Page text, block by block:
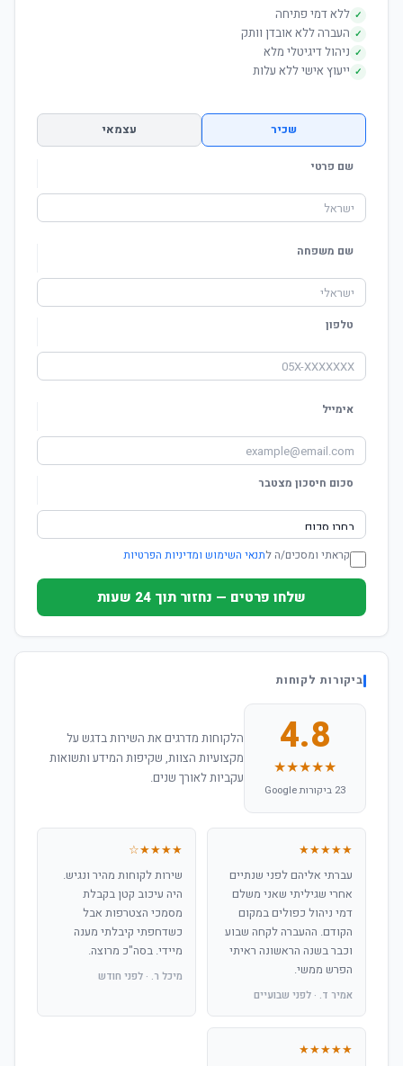
✓ ללא דמי פתיחה
✓ העברה ללא אובדן וותק
✓ ניהול דיגיטלי מלא
✓ ייעוץ אישי ללא עלות
שכיר עצמאי
שם פרטי
שם משפחה
טלפון
אימייל
סכום חיסכון מצטבר
קראתי ומסכים/ה לתנאי השימוש ומדיניות הפרטיות
שלחו פרטים — נחזור תוך 24 שעות
ביקורות לקוחות
4.8
★★★★★
23 ביקורות Google
הלקוחות מדרגים את השירות בדגש על
מקצועיות הצוות, שקיפות המידע ותשואות
עקביות לאורך שנים.
★★★★★
עברתי אליהם לפני שנתיים
אחרי שגיליתי שאני משלם
דמי ניהול כפולים במקום
הקודם. ההעברה לקחה שבוע
וכבר בשנה הראשונה ראיתי
הפרש ממשי.
אמיר ד. · לפני שבועיים
★★★★☆
שירות לקוחות מהיר ונגיש.
היה עיכוב קטן בקבלת
מסמכי הצטרפות אבל
כשדחפתי קיבלתי מענה
מיידי. בסה"כ מרוצה.
מיכל ר. · לפני חודש
★★★★★